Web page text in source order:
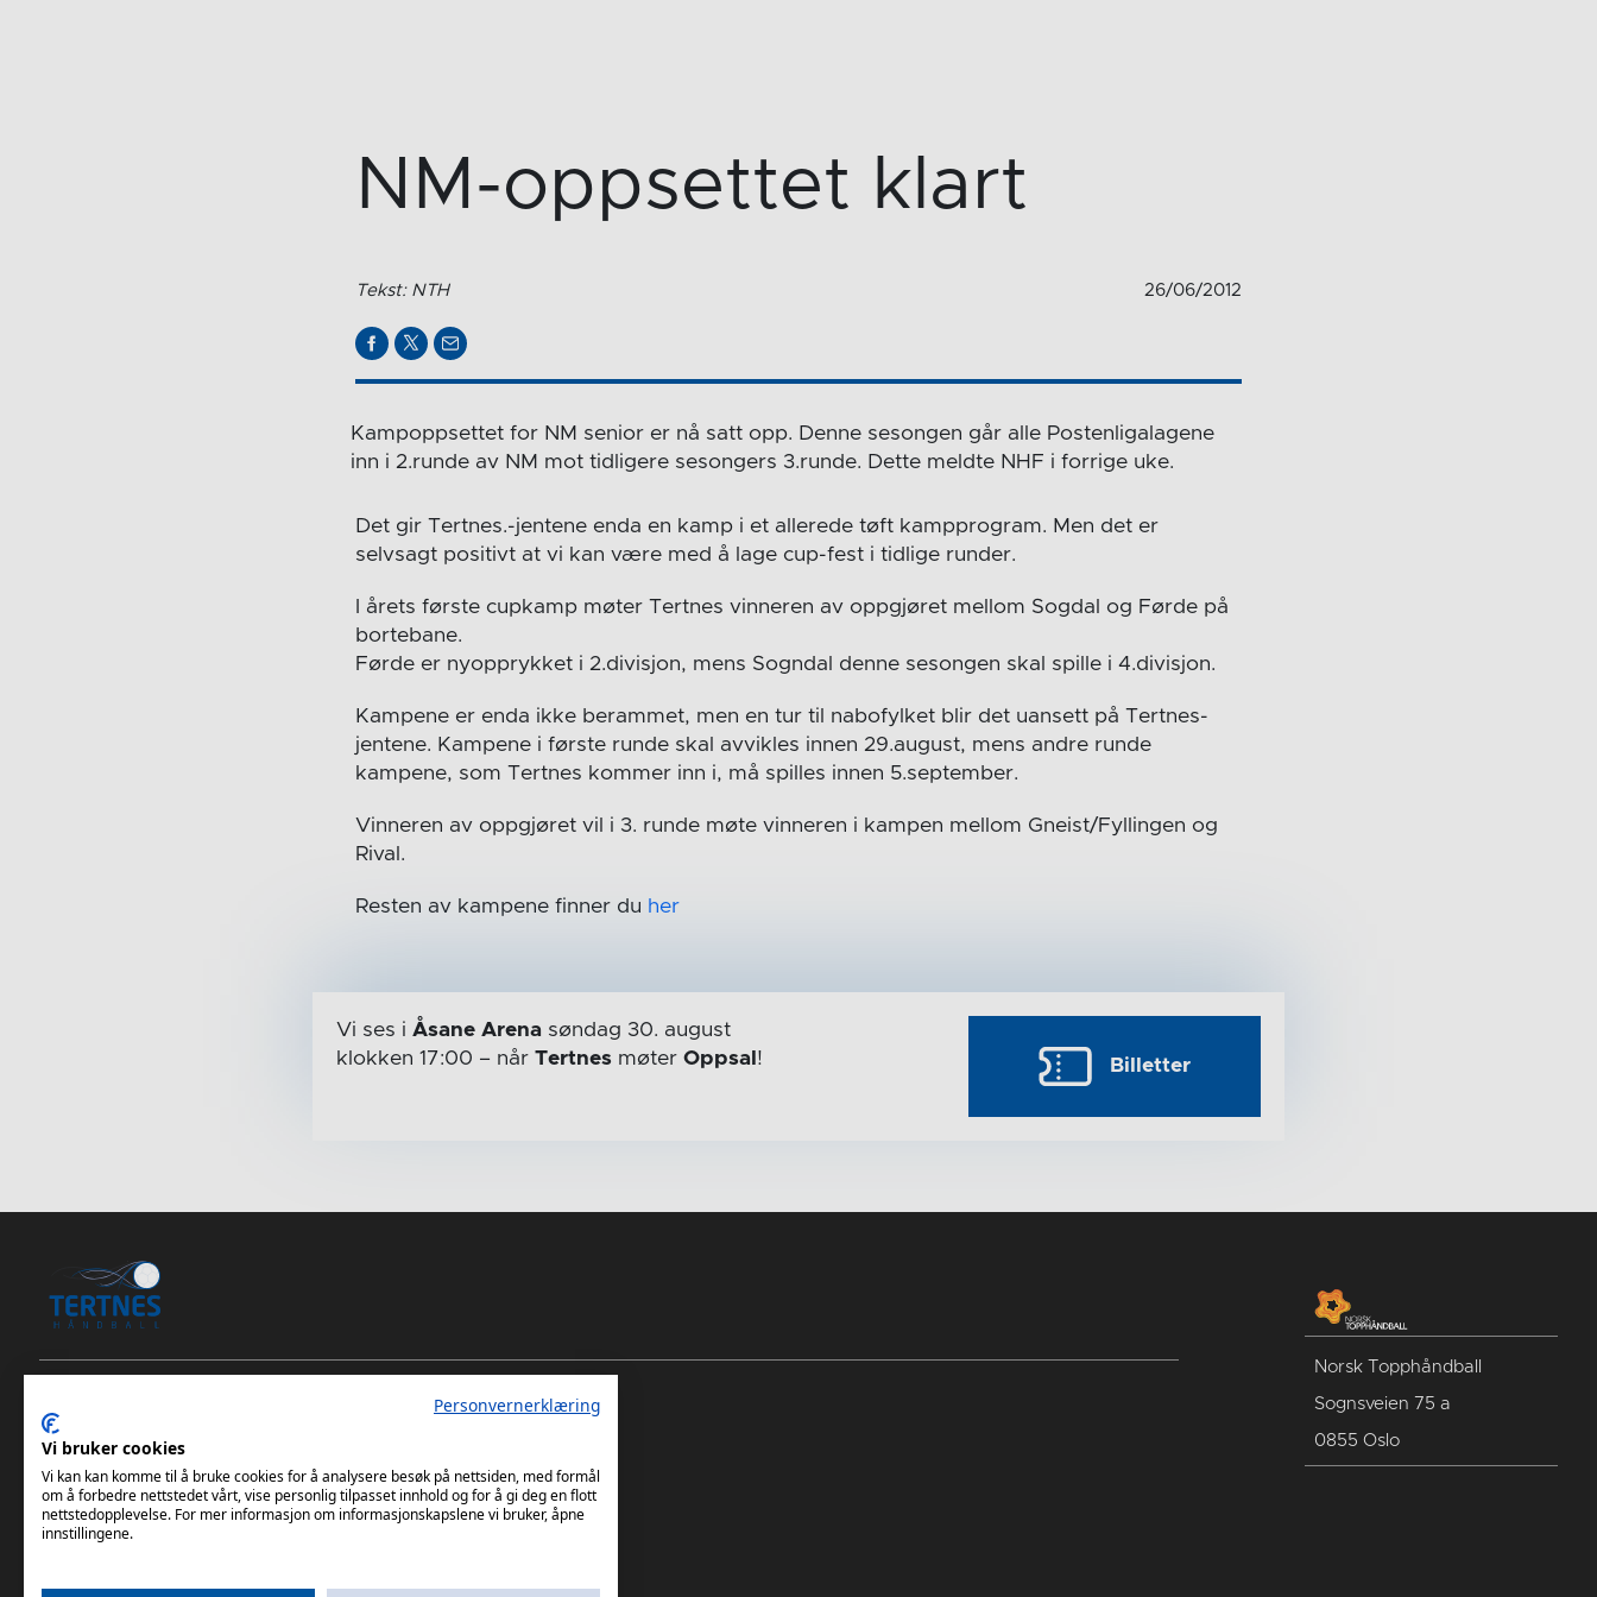
NM-oppsettet klart
Tekst: NTH 26/06/2012
Kampoppsettet for NM senior er nå satt opp. Denne sesongen går alle Postenligalagene
inn i 2.runde av NM mot tidligere sesongers 3.runde. Dette meldte NHF i forrige uke.
Det gir Tertnes.-jentene enda en kamp i et allerede tøft kampprogram. Men det er
selvsagt positivt at vi kan være med å lage cup-fest i tidlige runder.
I årets første cupkamp møter Tertnes vinneren av oppgjøret mellom Sogdal og Førde på
bortebane.
Førde er nyopprykket i 2.divisjon, mens Sogndal denne sesongen skal spille i 4.divisjon.
Kampene er enda ikke berammet, men en tur til nabofylket blir det uansett på Tertnes-
jentene. Kampene i første runde skal avvikles innen 29.august, mens andre runde
kampene, som Tertnes kommer inn i, må spilles innen 5.september.
Vinneren av oppgjøret vil i 3. runde møte vinneren i kampen mellom Gneist/Fyllingen og
Rival.
Resten av kampene finner du her
Vi ses i Åsane Arenasøndag 30. august
klokken 17:00 – når Tertnes møter Oppsal ! Billetter
Tertnes Håndball Elite Android App
Norsk Topphåndball
Sognsveien 75 a
0855 Oslo
Personvernerklæring
Vi bruker cookies
Vi kan kan komme til å bruke cookies for å analysere besøk på nettsiden, med formål
om å forbedre nettstedet vårt, vise personlig tilpasset innhold og for å gi deg en flott
nettstedopplevelse. For mer informasjon om informasjonskapslene vi bruker, åpne
innstillingene.